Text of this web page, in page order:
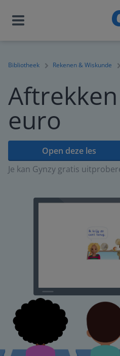
Bibliotheek Rekenen & Wiskunde
euro
Open deze les
Je kan Gynzy gratis